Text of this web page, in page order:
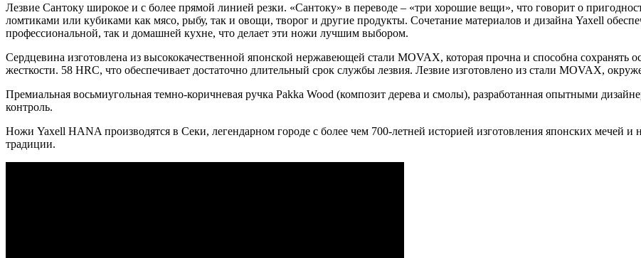
Лезвие Сантоку широкое и с более прямой линией резки. «Сантоку» в переводе – «три хорошие вещи», что говорит о
ломтиками или кубиками как мясо, рыбу, так и овощи, творог и другие продукты. Сочетание материалов и дизайна Yaxell
профессиональной, так и домашней кухне, что делает эти ножи лучшим выбором.
Сердцевина изготовлена ​​из высококачественной японской нержавеющей стали MOVAX, которая прочна и способна сохранять
жесткости. 58 HRC, что обеспечивает достаточно длительный срок службы лезвия. Лезвие изготовлено из стали MOVAX,
Премиальная восьмиугольная темно-коричневая ручка Pakka Wood (композит дерева и смолы), разработанная опытными
контроль.
Ножи Yaxell HANA производятся в Секи, легендарном городе с более чем 700-летней историей изготовления японских мечей
традиции.